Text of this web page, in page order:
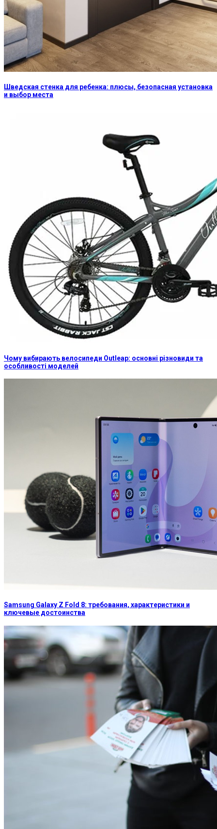
Шведская стенка для ребенка: плюсы, безопасная установка
и выбор места
Чому вибирають велосипеди Outleap: основні різновиди та
особливості моделей
Samsung Galaxy Z Fold 8: требования, характеристики и
ключевые достоинства